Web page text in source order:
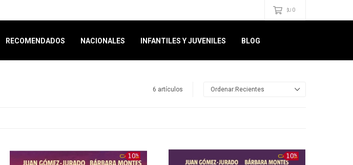
RECOMENDADOS NACIONALES INFANTILES Y JUVENILES BLOG
$U 0
6 artículos Recientes